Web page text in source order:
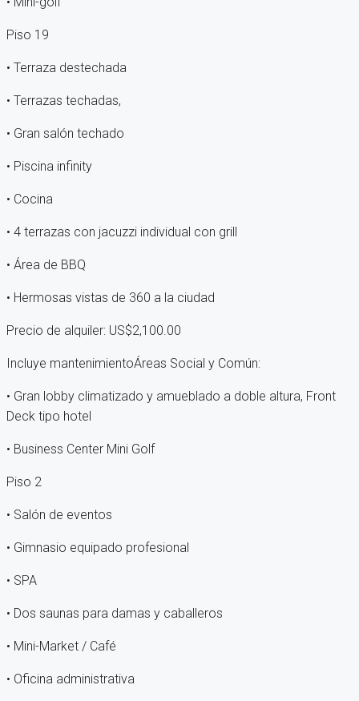
Piso 19
• Terraza destechada
• Terrazas techadas,
• Gran salón techado
• Piscina infinity
• Cocina
• 4 terrazas con jacuzzi individual con grill
• Área de BBQ
• Hermosas vistas de 360 a la ciudad
Precio de alquiler: US$2,100.00
Incluye mantenimientoÁreas Social y Común:
• Gran lobby climatizado y amueblado a doble altura, Front
Deck tipo hotel
• Business Center Mini Golf
Piso 2
• Salón de eventos
• Gimnasio equipado profesional
• SPA
• Dos saunas para damas y caballeros
• Mini-Market / Café
• Oficina administrativa